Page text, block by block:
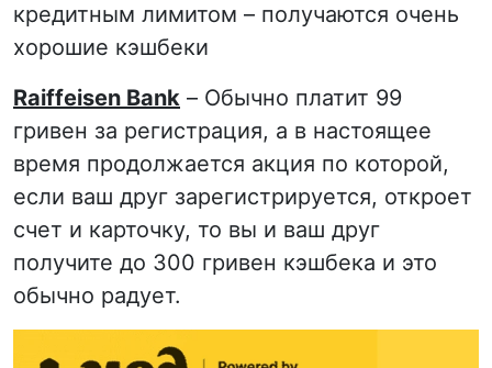
кредитным лимитом – получаются очень
хорошие кэшбеки
Raiffeisen Bank – Обычно платит 99
гривен за регистрация, а в настоящее
время продолжается акция по которой,
если ваш друг зарегистрируется, откроет
счет и карточку, то вы и ваш друг
получите до 300 гривен кэшбека и это
обычно радует.